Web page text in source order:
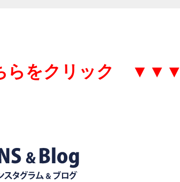
らをクリック ▼▼▼